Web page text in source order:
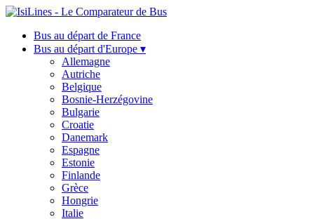
Bus au départ de France
Bus au départ d'Europe ▾
Allemagne
Autriche
Belgique
Bosnie-Herzégovine
Bulgarie
Croatie
Danemark
Espagne
Estonie
Finlande
Grèce
Hongrie
Italie